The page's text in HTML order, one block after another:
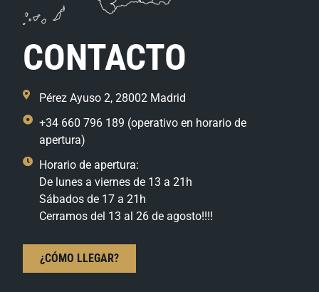
CONTACTO
Pérez Ayuso 2, 28002 Madrid
+34 660 796 189 (operativo en horario de
apertura)
Horario de apertura:
De lunes a viernes de 13 a 21h
Sábados de 17 a 21h
Cerramos del 13 al 26 de agosto!!!!
¿CÓMO LLEGAR?